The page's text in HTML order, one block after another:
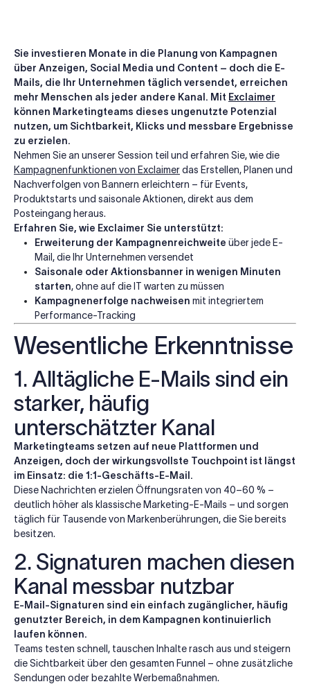
Sie investieren Monate in die Planung von Kampagnen
über Anzeigen, Social Media und Content – doch die E-
Mails, die Ihr Unternehmen täglich versendet, erreichen
mehr Menschen als jeder andere Kanal. Mit Exclaimer
können Marketingteams dieses ungenutzte Potenzial
nutzen, um Sichtbarkeit, Klicks und messbare Ergebnisse
zu erzielen.
Nehmen Sie an unserer Session teil und erfahren Sie, wie die
Kampagnenfunktionen von Exclaimerdas Erstellen, Planen und
Nachverfolgen von Bannern erleichtern – für Events,
Produktstarts und saisonale Aktionen, direkt aus dem
Posteingang heraus.
Erfahren Sie, wie Exclaimer Sie unterstützt:
Erweiterung der Kampagnenreichweite über jede E-
Mail, die Ihr Unternehmen versendet
Saisonale oder Aktionsbanner in wenigen Minuten
starten, ohne auf die IT warten zu müssen
Kampagnenerfolge nachweisen mit integriertem
Performance-Tracking
Wesentliche Erkenntnisse
1. Alltägliche E-Mails sind ein
starker, häufig
unterschätzter Kanal
Marketingteams setzen auf neue Plattformen und
Anzeigen, doch der wirkungsvollste Touchpoint ist längst
im Einsatz: die 1:1-Geschäfts-E-Mail.
Diese Nachrichten erzielen Öffnungsraten von 40–60 % –
deutlich höher als klassische Marketing-E-Mails – und sorgen
täglich für Tausende von Markenberührungen, die Sie bereits
besitzen.
2. Signaturen machen diesen
Kanal messbar nutzbar
E-Mail-Signaturen sind ein einfach zugänglicher, häufig
genutzter Bereich, in dem Kampagnen kontinuierlich
laufen können.
Teams testen schnell, tauschen Inhalte rasch aus und steigern
die Sichtbarkeit über den gesamten Funnel – ohne zusätzliche
Sendungen oder bezahlte Werbemaßnahmen.